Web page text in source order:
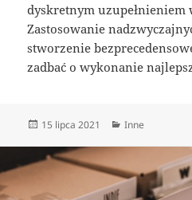
dyskretnym uzupełnieniem
Zastosowanie
stworzenie
zadbać o wykonanie
Data
15 lipca 2021 Kategorie
Inne